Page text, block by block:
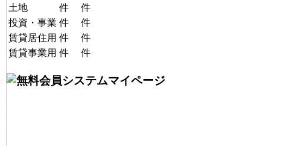
土地
件
件
投資・事業 件
件
賃貸居住用 件
件
賃貸事業用 件 件